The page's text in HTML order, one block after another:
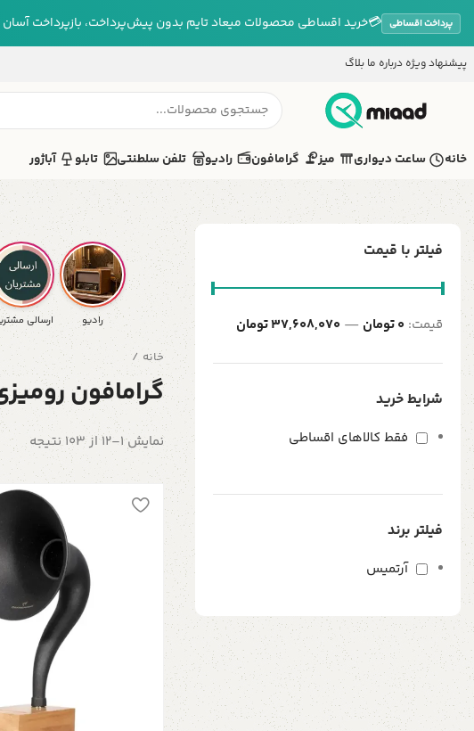
پرداخت اقساطی 💳خرید اقساطی محصولات میعاد تایم بدون پیش‌پرداخت، بازپرداخت آسان
پیشنهاد ویژه درباره ما بلاگ
خانه
ساعت دیواری میز گرامافون رادیو تلفن سلطنتی تابلو آباژور
فیلتر با قیمت
قیمت: 0 تومان — 37,608,070 تومان
شرایط خرید
فقط کالاهای اقساطی
فیلتر برند
آرتمیس
رادیو ارسالی
خانه
گرامافون
نمایش 1–12 از 103 نتیجه